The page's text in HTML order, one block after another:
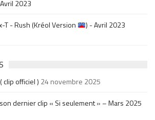
2023
T - Rush (Kréol Version
) - Avril 2023
clip officiel ) 24 novembre 2025
son dernier clip « Si seulement » – Mars 2025